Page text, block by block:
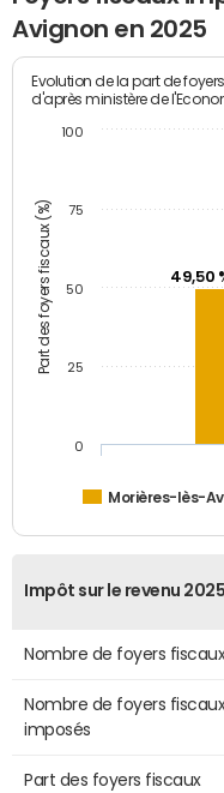
Avignon en 2025
Part des foyers fiscaux (%)
Evolution de la part de
d'après ministère de
49,50
Morières-lès-
0
25
50
75
100
Impôt sur le revenu 2025
Nombre de foyers
Nombre de foyers
imposés
Part des foyers fiscaux